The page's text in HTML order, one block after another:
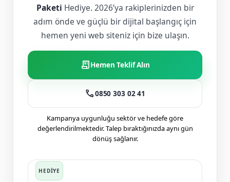
Paketi Hediye. 2026’ya rakiplerinizden bir
adım önde ve güçlü bir dijital başlangıç için
hemen yeni web siteniz için bize ulaşın.
receipt_longHemen Teklif Alın
call0850 303 02 41
Kampanya uygunluğu sektör ve hedefe göre
değerlendirilmektedir. Talep bıraktığınızda aynı gün
dönüş sağlanır.